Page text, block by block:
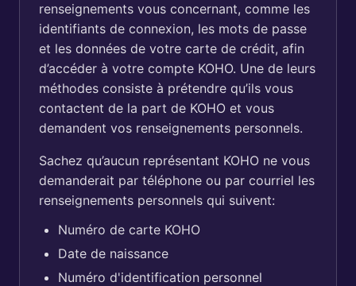
renseignements vous concernant, comme les
identifiants de connexion, les mots de passe
et les données de votre carte de crédit, afin
d’accéder à votre compte KOHO. Une de leurs
méthodes consiste à prétendre qu’ils vous
contactent de la part de KOHO et vous
demandent vos renseignements personnels.
Sachez qu’aucun représentant KOHO ne vous
demanderait par téléphone ou par courriel les
renseignements personnels qui suivent:
Numéro de carte KOHO
Date de naissance
Numéro d'identification personnel